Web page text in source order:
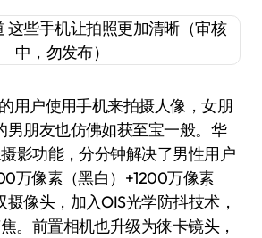
用户使用手机来拍摄人像，女朋
男朋友也仿佛如获至宝一般。华
影功能，分分钟解决了男性用户
万像素（黑白）+1200万像素
摄像头，加入OIS光学防抖技术，
。前置相机也升级为徕卡镜头，